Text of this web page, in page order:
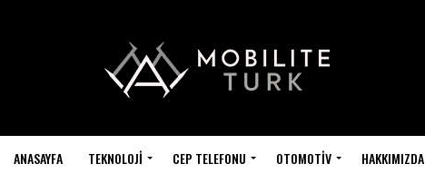
ANASAYFA TEKNOLOJI CEP TELEFONU OTOMOTIV HAKKIMIZDA